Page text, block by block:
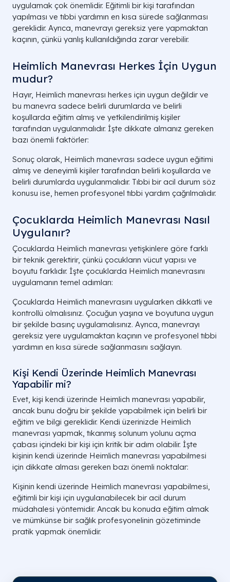
uygulamak çok önemlidir. Eğitimli bir kişi tarafından
yapılması ve tıbbi yardımın en kısa sürede sağlanması
gereklidir. Ayrıca, manevrayı gereksiz yere yapmaktan
kaçının, çünkü yanlış kullanıldığında zarar verebilir.
Heimlich Manevrası Herkes İçin Uygun
mudur?
Hayır, Heimlich manevrası herkes için uygun değildir ve
bu manevra sadece belirli durumlarda ve belirli
koşullarda eğitim almış ve yetkilendirilmiş kişiler
tarafından uygulanmalıdır. İşte dikkate almanız gereken
bazı önemli faktörler:
Sonuç olarak, Heimlich manevrası sadece uygun eğitimi
almış ve deneyimli kişiler tarafından belirli koşullarda ve
belirli durumlarda uygulanmalıdır. Tıbbi bir acil durum söz
konusu ise, hemen profesyonel tıbbi yardım çağrılmalıdır.
Çocuklarda Heimlich Manevrası Nasıl
Uygulanır?
Çocuklarda Heimlich manevrası yetişkinlere göre farklı
bir teknik gerektirir, çünkü çocukların vücut yapısı ve
boyutu farklıdır. İşte çocuklarda Heimlich manevrasını
uygulamanın temel adımları:
Çocuklarda Heimlich manevrasını uygularken dikkatli ve
kontrollü olmalısınız. Çocuğun yaşına ve boyutuna uygun
bir şekilde basınç uygulamalısınız. Ayrıca, manevrayı
gereksiz yere uygulamaktan kaçının ve profesyonel tıbbi
yardımın en kısa sürede sağlanmasını sağlayın.
Kişi Kendi Üzerinde Heimlich Manevrası
Yapabilir mi?
Evet, kişi kendi üzerinde Heimlich manevrası yapabilir,
ancak bunu doğru bir şekilde yapabilmek için belirli bir
eğitim ve bilgi gereklidir. Kendi üzerinizde Heimlich
manevrası yapmak, tıkanmış solunum yolunu açma
çabası içindeki bir kişi için kritik bir adım olabilir. İşte
kişinin kendi üzerinde Heimlich manevrası yapabilmesi
için dikkate alması gereken bazı önemli noktalar:
Kişinin kendi üzerinde Heimlich manevrası yapabilmesi,
eğitimli bir kişi için uygulanabilecek bir acil durum
müdahalesi yöntemidir. Ancak bu konuda eğitim almak
ve mümkünse bir sağlık profesyonelinin gözetiminde
pratik yapmak önemlidir.